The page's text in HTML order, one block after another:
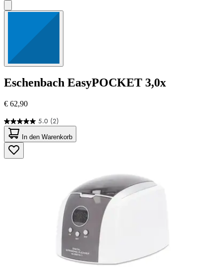
Eschenbach EasyPOCKET 3,0x
€ 62,90
5.0 (2)
5.0
von
5
Sternen.
2
In den Warenkorb